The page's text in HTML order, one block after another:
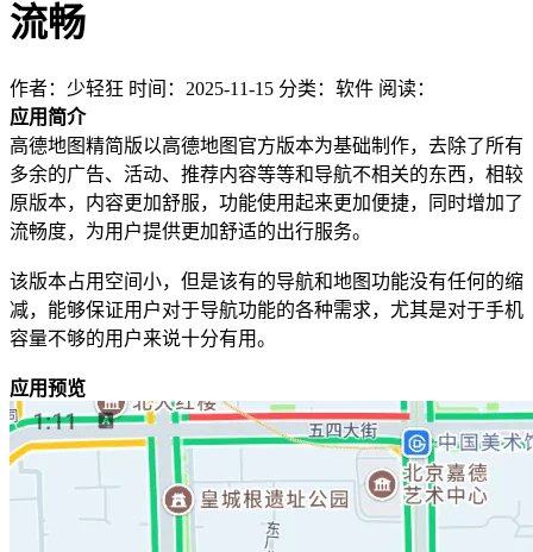
流畅
作者：少轻狂 时间：2025-11-15 分类：软件 阅读：
应用简介
高德地图精简版以高德地图官方版本为基础制作，去除了所有
多余的广告、活动、推荐内容等等和导航不相关的东西，相较
原版本，内容更加舒服，功能使用起来更加便捷，同时增加了
流畅度，为用户提供更加舒适的出行服务。
该版本占用空间小，但是该有的导航和地图功能没有任何的缩
减，能够保证用户对于导航功能的各种需求，尤其是对于手机
容量不够的用户来说十分有用。
应用预览